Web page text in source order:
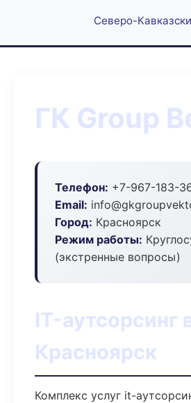
Северо-
ГК Group
Телефон: +7-967-183-
Email:
Город: Красноярск
Режим работы:
(экстренные вопросы)
IT-аутсорсинг
Красноярск
Комплекс услуг it-